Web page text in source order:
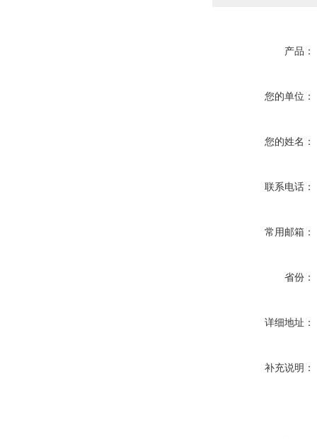
产品：
您的单位：
您的姓名：
联系电话：
常用邮箱：
省份：
详细地址：
补充说明：